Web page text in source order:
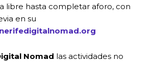
libre hasta completar aforo, con
en su
Nomad las actividades no